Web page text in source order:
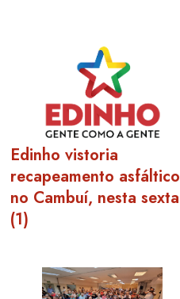
Edinho vistoria
recapeamento asfáltico
no Cambuí, nesta sexta
(1)